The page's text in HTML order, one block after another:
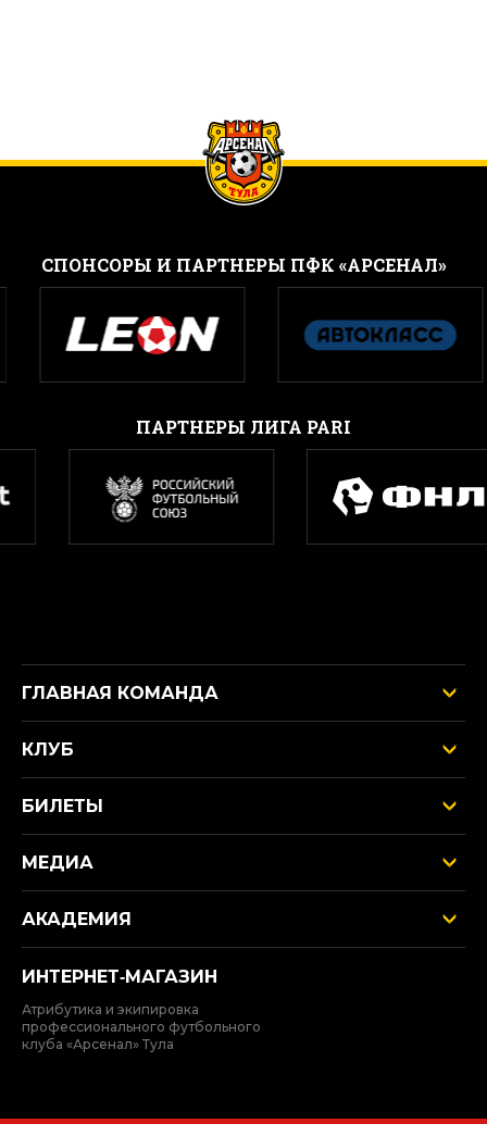
CПОНСОРЫ И ПАРТНЕРЫ ПФК «АРСЕНАЛ»
ПАРТНЕРЫ ЛИГА PARI
ГЛАВНАЯ КОМАНДА
КЛУБ
БИЛЕТЫ
МЕДИА
АКАДЕМИЯ
ИНТЕРНЕТ‑МАГАЗИН
Атрибутика и экипировка
профессионального футбольного
клуба «Арсенал» Тула